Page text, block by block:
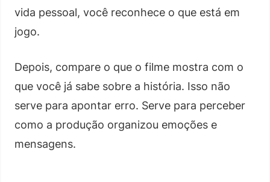
vida pessoal, você reconhece o que está em
jogo.
Depois, compare o que o filme mostra com o
que você já sabe sobre a história. Isso não
serve para apontar erro. Serve para perceber
como a produção organizou emoções e
mensagens.